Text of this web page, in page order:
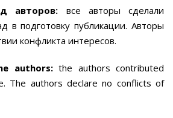
авторов: все авторы сделали
в подготовку публикации. Авторы
конфликта интересов.
authors:the authors contributed
The authors declare no conflicts of